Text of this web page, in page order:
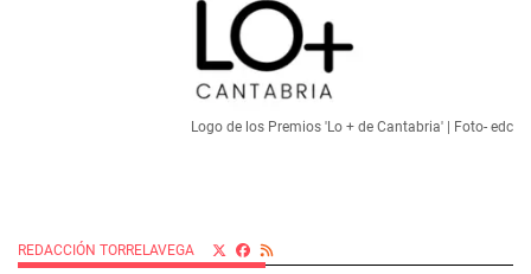
Logo de los Premios 'Lo + de Cantabria' | Foto- edc
REDACCIÓN TORRELAVEGA